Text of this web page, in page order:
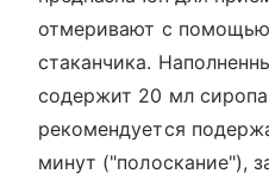
отмеривают с
стаканчика.
содержит 20 мл
рекомендуется
минут ("полоскание"),